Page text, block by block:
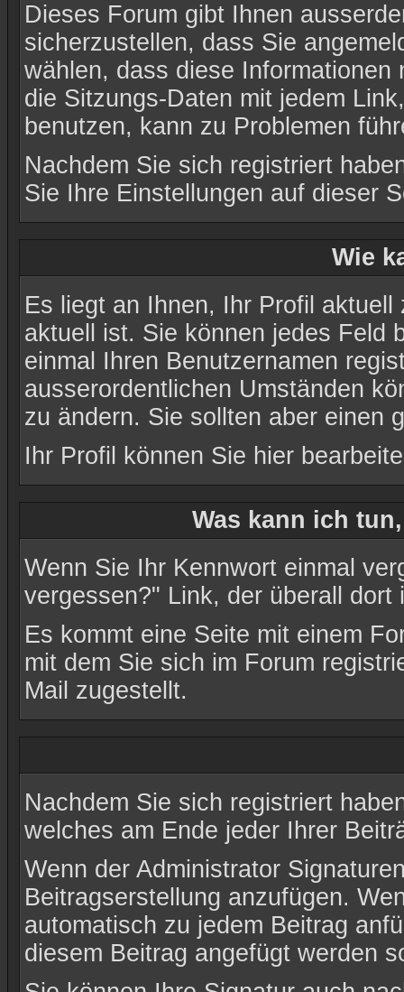
Dieses Forum gibt Ihnen
sicherzustellen, dass Sie
wählen, dass diese
die Sitzungs-Daten mit jedem
benutzen, kann zu Problemen
Nachdem Sie sich registriert
Sie Ihre Einstellungen auf dieser
Wie
Es liegt an Ihnen, Ihr Profil
aktuell ist. Sie können jedes Feld
einmal Ihren Benutzernamen
ausserordentlichen Umständen
zu ändern. Sie sollten aber einen
Ihr Profil können Sie hier
Was kann ich
Wenn Sie Ihr Kennwort einmal
vergessen?" Link, der überall dort
Es kommt eine Seite mit einem
mit dem Sie sich im Forum
Mail zugestellt.
Nachdem Sie sich registriert
welches am Ende jeder Ihrer
Wenn der Administrator
Beitragserstellung anzufügen.
automatisch zu jedem Beitrag
diesem Beitrag angefügt werden